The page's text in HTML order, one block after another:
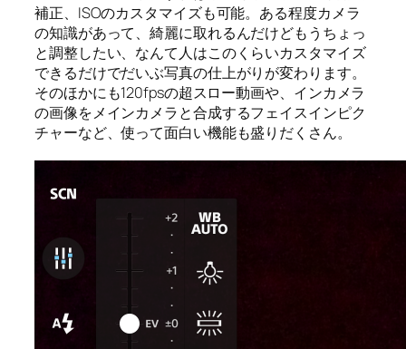
補正、ISOのカスタマイズも可能。ある程度カメラ
の知識があって、綺麗に取れるんだけどもうちょっ
と調整したい、なんて人はこのくらいカスタマイズ
できるだけでだいぶ写真の仕上がりが変わります。
そのほかにも120fpsの超スロー動画や、インカメラ
の画像をメインカメラと合成するフェイスインピク
チャーなど、使って面白い機能も盛りだくさん。